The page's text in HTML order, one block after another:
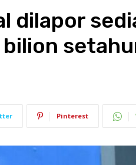
dilapor
Pinterest